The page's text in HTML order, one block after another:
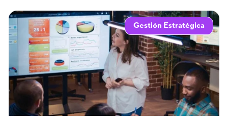
Gestión Estratégica